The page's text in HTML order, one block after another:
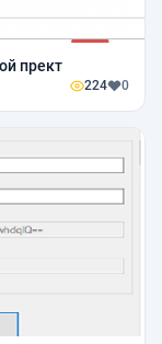
прект
224 0